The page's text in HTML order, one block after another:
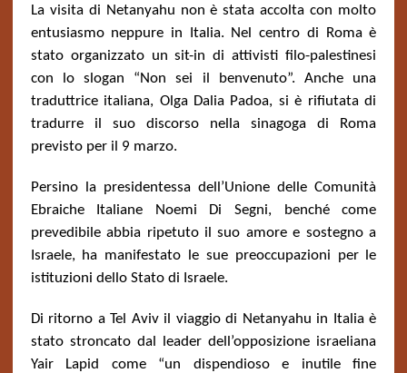
La visita di Netanyahu non è stata accolta con molto
entusiasmo neppure in Italia. Nel centro di Roma è
stato organizzato un sit-in di attivisti filo-palestinesi
con lo slogan “Non sei il benvenuto”. Anche una
traduttrice italiana, Olga Dalia Padoa, si è rifiutata di
tradurre il suo discorso nella sinagoga di Roma
previsto per il 9 marzo.
Persino la presidentessa dell’Unione delle Comunità
Ebraiche Italiane Noemi Di Segni, benché come
prevedibile abbia ripetuto il suo amore e sostegno a
Israele, ha manifestato le sue preoccupazioni per le
istituzioni dello Stato di Israele.
Di ritorno a Tel Aviv il viaggio di Netanyahu in Italia è
stato stroncato dal leader dell’opposizione israeliana
Yair Lapid come “un dispendioso e inutile fine